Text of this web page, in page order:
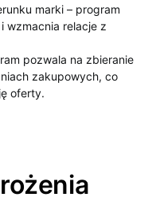
marki – program
wzmacnia relacje z
pozwala na zbieranie
zakupowych, co
oferty.